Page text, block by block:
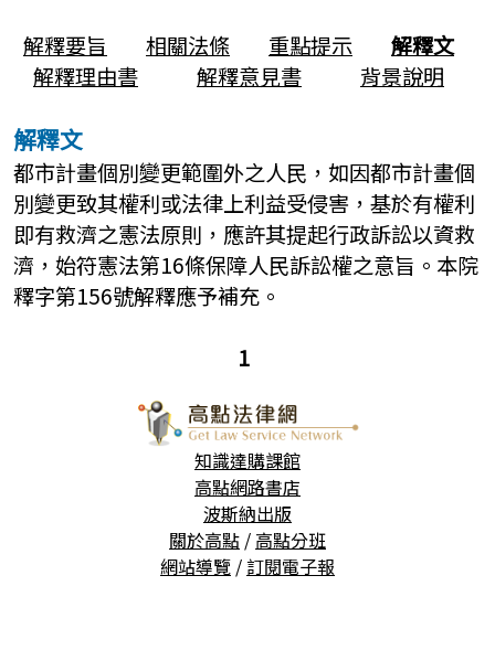
解釋要旨
相關法條 重點提示
解釋文
解釋理由書
解釋意見書 背景說明
解釋文
都市計畫個別變更範圍外之人民，如因都市計畫個
別變更致其權利或法律上利益受侵害，基於有權利
即有救濟之憲法原則，應許其提起行政訴訟以資救
濟，始符憲法第16條保障人民訴訟權之意旨。本院
釋字第156號解釋應予補充。
1
知識達購課館
高點網路書店
波斯納出版
關於高點 / 高點分班
網站導覽 /訂閱電子報